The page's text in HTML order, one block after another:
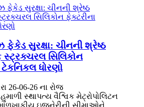
ફેકેડ સુરક્ષા: ચીનની શ્રેષ્ઠ
સિલિકોન
ટેકનિકલ ધોરણો
26-06-26 ના રોજ
સ્થાપત્ય વૈશ્વિક મેટ્રોપોલિટન
માળખાકીય ઇજનેરીની સીમાઓને